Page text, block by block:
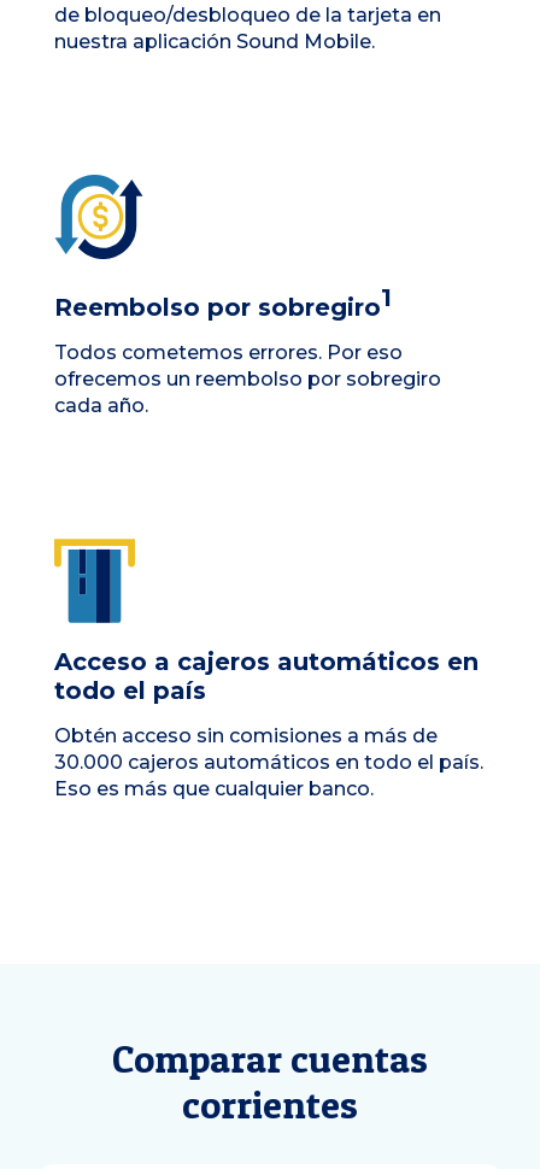
de bloqueo/desbloqueo de la tarjeta en
nuestra aplicación Sound Mobile.
Reembolso por sobregiro1
Todos cometemos errores. Por eso
ofrecemos un reembolso por sobregiro
cada año.
Acceso a cajeros automáticos en
todo el país
Obtén acceso sin comisiones a más de
30.000 cajeros automáticos en todo el país.
Eso es más que cualquier banco.
Comparar cuentas
corrientes